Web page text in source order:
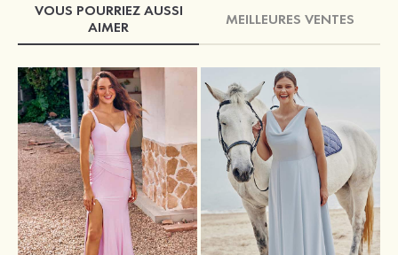
VOUS POURRIEZ AUSSI
AIMER
MEILLEURES VENTES